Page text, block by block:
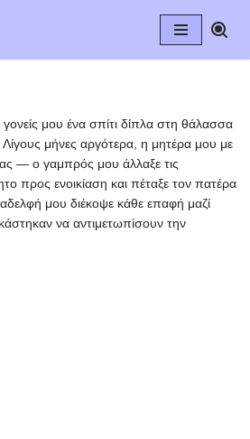
μου ένα σπίτι δίπλα στη θάλασσα
μήνες αργότερα, η μητέρα μου με
— ο γαμπρός μου άλλαξε τις
προς ενοικίαση και πέταξε τον πατέρα
μου διέκοψε κάθε επαφή μαζί
να αντιμετωπίσουν την